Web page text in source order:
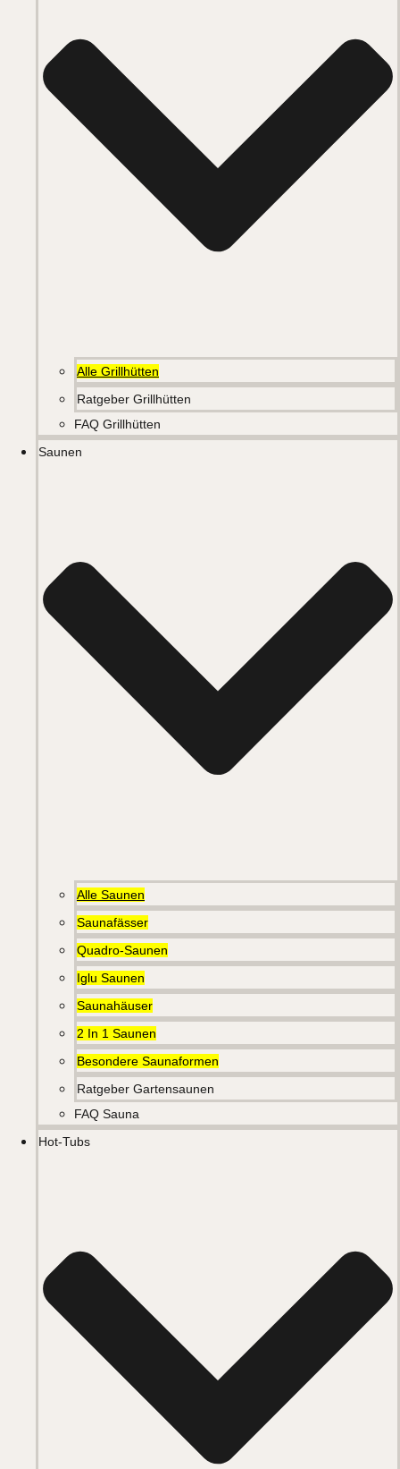
Alle Grillhütten
Ratgeber Grillhütten
FAQ Grillhütten
Saunen
Alle Saunen
Saunafässer
Quadro-Saunen
Iglu Saunen
Saunahäuser
2 In 1 Saunen
Besondere Saunaformen
Ratgeber Gartensaunen
FAQ Sauna
Hot-Tubs